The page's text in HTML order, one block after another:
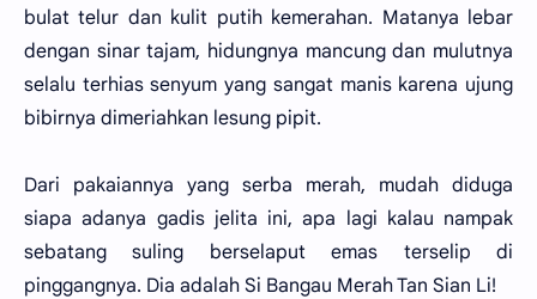
bulat telur dan kulit putih kemerahan. Matanya lebar
dengan sinar tajam, hidungnya mancung dan mulutnya
selalu terhias senyum yang sangat manis karena ujung
bibirnya dimeriahkan lesung pipit.
Dari pakaiannya yang serba merah, mudah diduga
siapa adanya gadis jelita ini, apa lagi kalau nampak
sebatang suling berselaput emas terselip di
pinggangnya. Dia adalah Si Bangau Merah Tan Sian Li!